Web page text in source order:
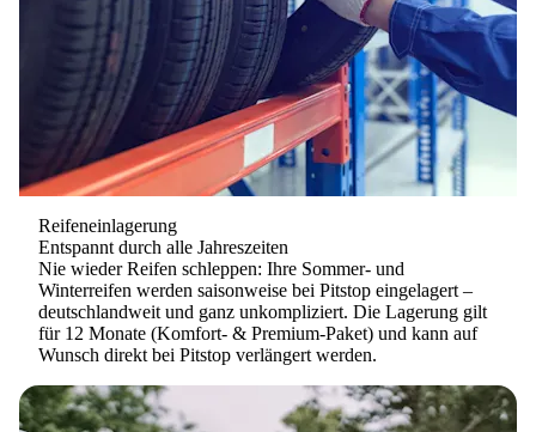
Reifeneinlagerung
Entspannt durch alle Jahreszeiten
Nie wieder Reifen schleppen: Ihre Sommer- und
Winterreifen werden saisonweise bei Pitstop eingelagert –
deutschlandweit und ganz unkompliziert. Die Lagerung gilt
für 12 Monate (Komfort- & Premium-Paket) und kann auf
Wunsch direkt bei Pitstop verlängert werden.